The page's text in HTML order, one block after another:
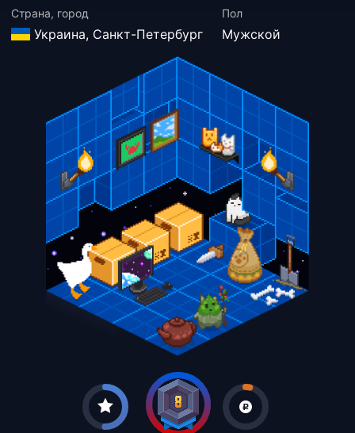
Страна, город
Украина, Санкт-Петербург
Пол
Мужской